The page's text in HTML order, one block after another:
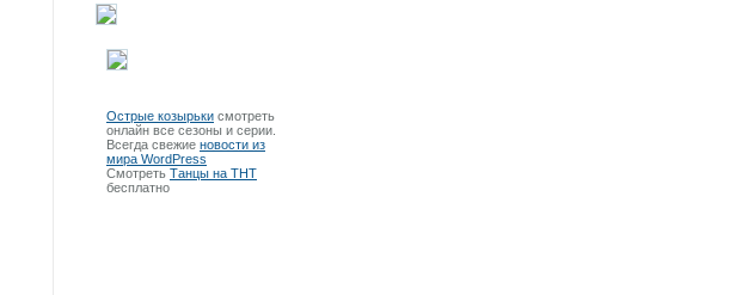
Острые козырьки смотреть
онлайн все сезоны и серии.
Всегда свежие новости из
мира WordPress
Смотреть Танцы на ТНТ
бесплатно